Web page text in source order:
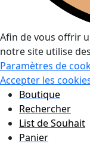
Afin de vous offrir
notre site utilise
Paramètres de
Accepter les
Boutique
Rechercher
List de Souhait
Panier